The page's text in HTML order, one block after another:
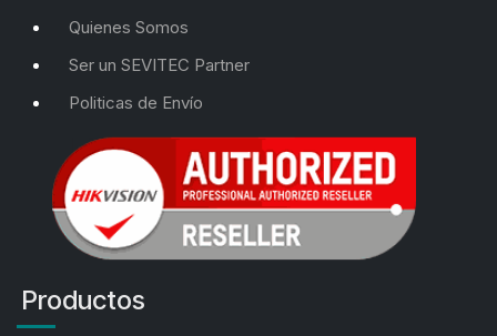
Quienes Somos
Ser un SEVITEC Partner
Politicas de Envío
Productos